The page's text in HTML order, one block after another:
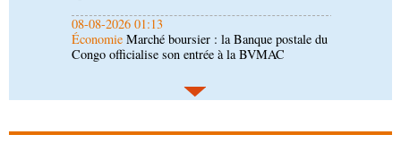
08-08-2026 01:00
SociétéAccélération du développement: la
République du Congo mise sur sa diaspora
08-08-2026 00:45
gouvernement présente sa politique économique et